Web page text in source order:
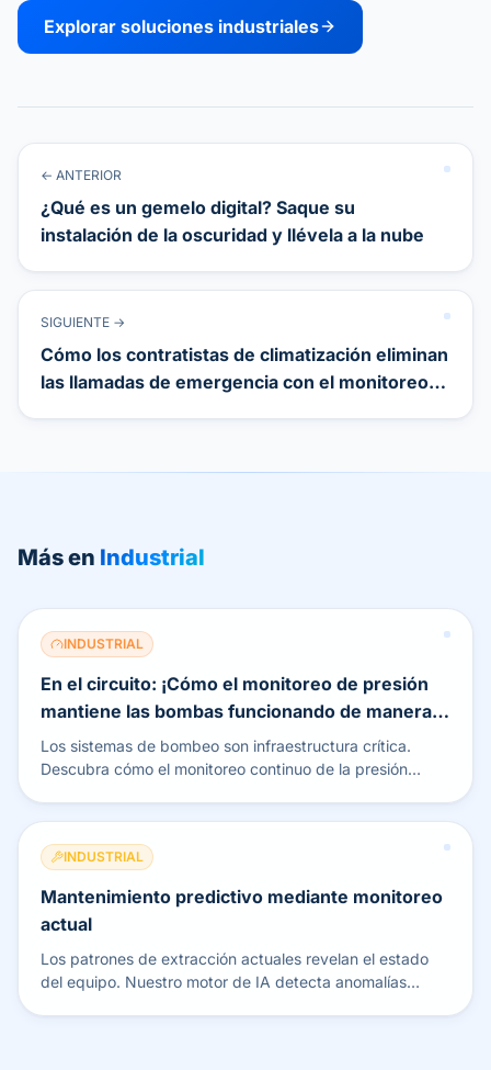
Explorar soluciones industriales
← ANTERIOR
¿Qué es un gemelo digital? Saque su
instalación de la oscuridad y llévela a la nube
SIGUIENTE →
Cómo los contratistas de climatización eliminan
las llamadas de emergencia con el monitoreo
Más en Industrial
INDUSTRIAL
En el circuito: ¡Cómo el monitoreo de presión
mantiene las bombas funcionando de manera
eficiente!
Los sistemas de bombeo son infraestructura crítica.
Descubra cómo el monitoreo continuo de la presión
INDUSTRIAL
Mantenimiento predictivo mediante monitoreo
actual
Los patrones de extracción actuales revelan el estado
del equipo. Nuestro motor de IA detecta anomalías